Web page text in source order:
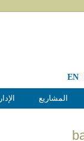
EN
المشاريع